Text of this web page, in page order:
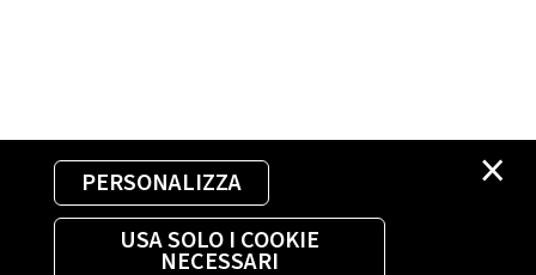
×
PERSONALIZZA
USA SOLO I COOKIE
NECESSARI